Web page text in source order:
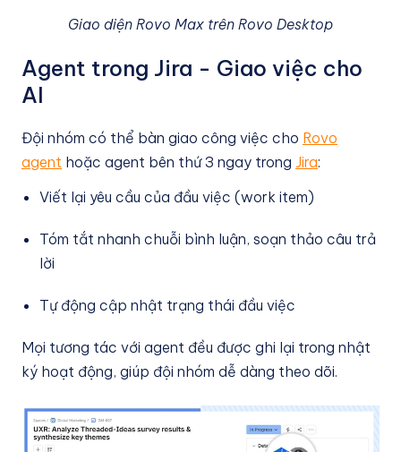
Giao diện Rovo Max trên Rovo Desktop
Agent trong Jira - Giao việc cho
AI
Đội nhóm có thể bàn giao công việc cho Rovo
agent hoặc agent bên thứ 3 ngay trong Jira:
Viết lại yêu cầu của đầu việc (work item)
Tóm tắt nhanh chuỗi bình luận, soạn thảo câu trả
lời
Tự động cập nhật trạng thái đầu việc
Mọi tương tác với agent đều được ghi lại trong nhật
ký hoạt động, giúp đội nhóm dễ dàng theo dõi.